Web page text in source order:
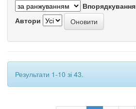
Впорядкування
Автори
Результати 1-10 зі 43.